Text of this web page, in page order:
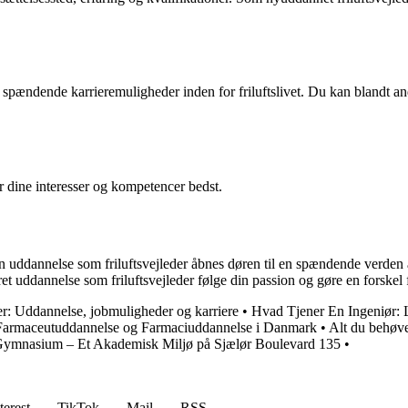
karrieremuligheder inden for friluftslivet. Du kan blandt
interesser og kompetencer bedst.
som friluftsvejleder åbnes døren til en spændende
uddannelse som friluftsvejleder følge din passion og gøre en forskel
Uddannelse, jobmuligheder og karriere • Hvad Tjener En Ingeniør:
og Farmaciuddannelse i Danmark • Alt du
– Et Akademisk Miljø på Sjælør Boulevard 135 •